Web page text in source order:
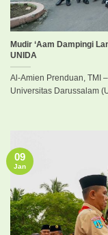
Mudir ‘Aam Dampingi
UNIDA
Al-Amien Prenduan, TMI
Universitas Darussalam
09
Jan